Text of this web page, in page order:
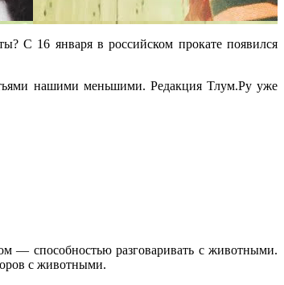
С 16 января в российском прокате появился
нашими меньшими. Редакция Тлум.Ру уже
— способностью разговаривать с животными.
с животными.